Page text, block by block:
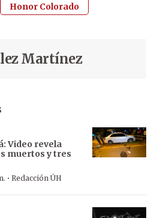
Honor Colorado
Martínez
Video revela
muertos y tres
· Redacción ÚH